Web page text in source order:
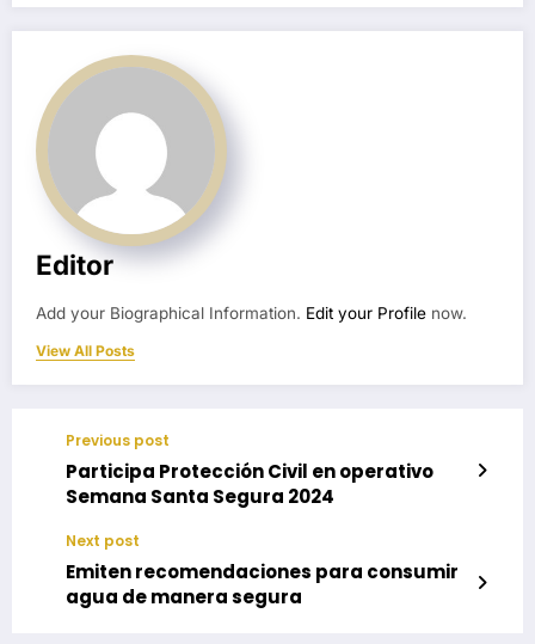
Editor
Add your Biographical Information. Edit your Profile now.
View All Posts
Previous post
Participa Protección Civil en operativo
Semana Santa Segura 2024
Next post
Emiten recomendaciones para consumir
agua de manera segura